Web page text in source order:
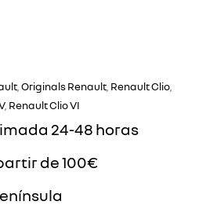
Originals Renault Renault Clio
, Renault Clio VI
24-48 horas
de 100€